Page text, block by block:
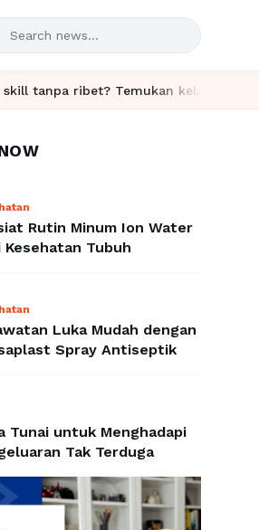
ribet? Temukan kelas seru dan
Rutin Minum Ion Water
Kesehatan Tubuh
Luka Mudah dengan
Spray Antiseptik
Tunai untuk Menghadapi
Tak Terduga